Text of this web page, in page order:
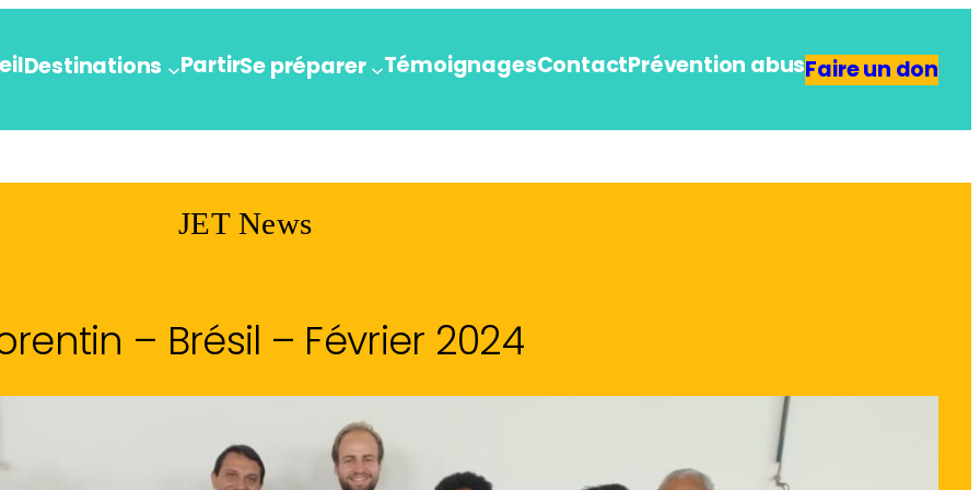
Destinations PartirSe préparer TémoignagesContactPrévention abusFaire un don
JET News
– Brésil – Février 2024